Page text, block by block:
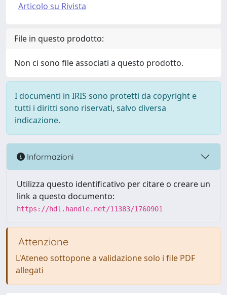
Articolo su Rivista
File in questo prodotto:
Non ci sono file associati a questo prodotto.
I documenti in IRIS sono protetti da copyright e
tutti i diritti sono riservati, salvo diversa
indicazione.
Informazioni
Utilizza questo identificativo per citare o creare un
link a questo documento:
https://hdl.handle.net/11383/1760901
Attenzione
L'Ateneo sottopone a validazione solo i file PDF
allegati